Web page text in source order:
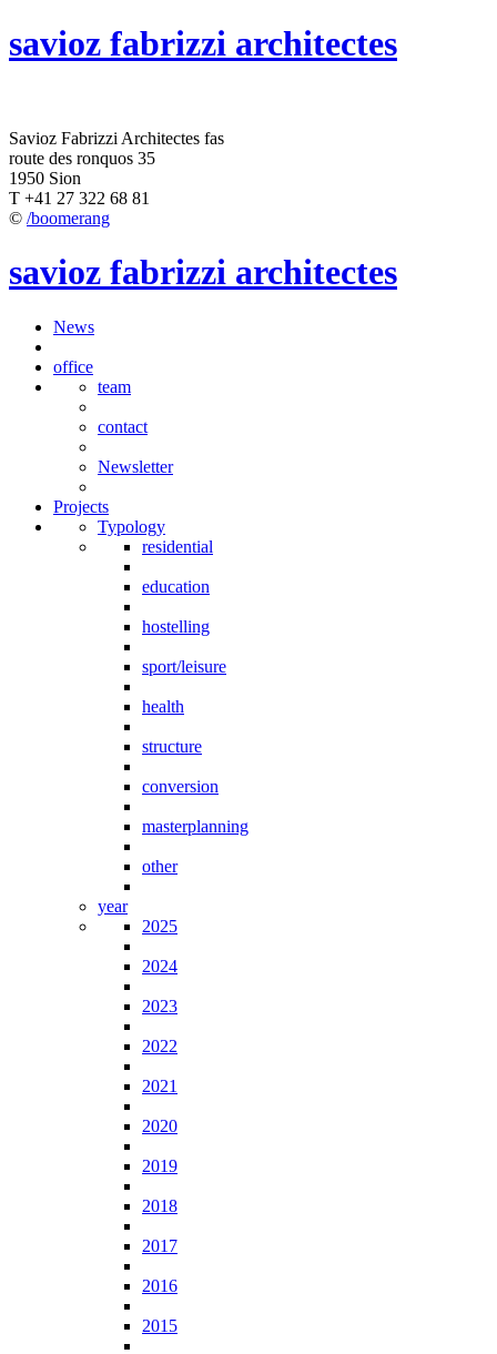
savioz fabrizzi architectes
Savioz Fabrizzi Architectes fas
route des ronquos 35
1950 Sion
T +41 27 322 68 81
© /boomerang
savioz fabrizzi architectes
News
office
team
contact
Newsletter
Projects
Typology
residential
education
hostelling
sport/leisure
health
structure
conversion
masterplanning
other
year
2025
2024
2023
2022
2021
2020
2019
2018
2017
2016
2015